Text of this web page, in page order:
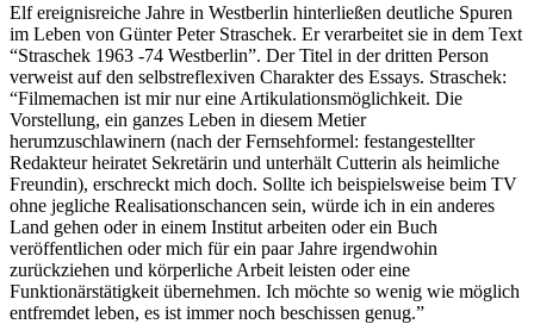
Elf ereignisreiche Jahre in Westberlin hinterließen deutliche Spuren
im Leben von Günter Peter Straschek. Er verarbeitet sie in dem Text
“Straschek 1963 -74 Westberlin”. Der Titel in der dritten Person
verweist auf den selbstreflexiven Charakter des Essays. Straschek:
“Filmemachen ist mir nur eine Artikulationsmöglichkeit. Die
Vorstellung, ein ganzes Leben in diesem Metier
herumzuschlawinern (nach der Fernsehformel: festangestellter
Redakteur heiratet Sekretärin und unterhält Cutterin als heimliche
Freundin), erschreckt mich doch. Sollte ich beispielsweise beim TV
ohne jegliche Realisationschancen sein, würde ich in ein anderes
Land gehen oder in einem Institut arbeiten oder ein Buch
veröffentlichen oder mich für ein paar Jahre irgendwohin
zurückziehen und körperliche Arbeit leisten oder eine
Funktionärstätigkeit übernehmen. Ich möchte so wenig wie möglich
entfremdet leben, es ist immer noch beschissen genug.”